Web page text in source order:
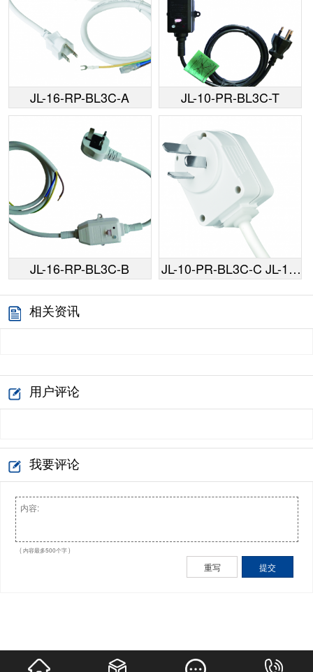
JL-16-RP-BL3C-A JL-10-PR-BL3C-T
JL-16-RP-BL3C-B
JL-10-PR-BL3C-C JL-16-
相关资讯
用户评论
我要评论
( 内容最多500个字 )
重写 提交